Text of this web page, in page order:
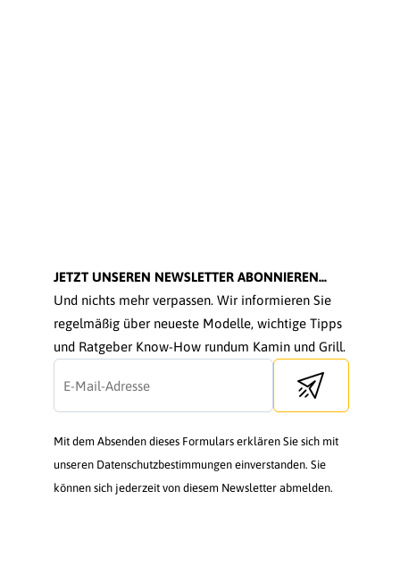
JETZT UNSEREN NEWSLETTER ABONNIEREN...
Und nichts mehr verpassen. Wir informieren Sie
regelmäßig über neueste Modelle, wichtige Tipps
und Ratgeber Know-How rundum Kamin und Grill.
Send newsletter
Mit dem Absenden dieses Formulars erklären Sie sich mit
unseren Datenschutzbestimmungen einverstanden. Sie
können sich jederzeit von diesem Newsletter abmelden.